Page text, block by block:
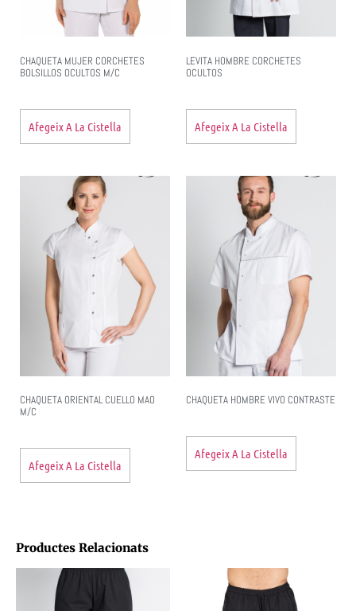
CHAQUETA MUJER CORCHETES
BOLSILLOS OCULTOS M/C
Afegeix A La Cistella
LEVITA HOMBRE CORCHETES
OCULTOS
Afegeix A La Cistella
CHAQUETA ORIENTAL CUELLO MAO
M/C
Afegeix A La Cistella
CHAQUETA HOMBRE VIVO CONTRASTE
Afegeix A La Cistella
Productes Relacionats